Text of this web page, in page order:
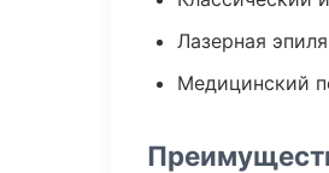
Лазерная
Медицинский